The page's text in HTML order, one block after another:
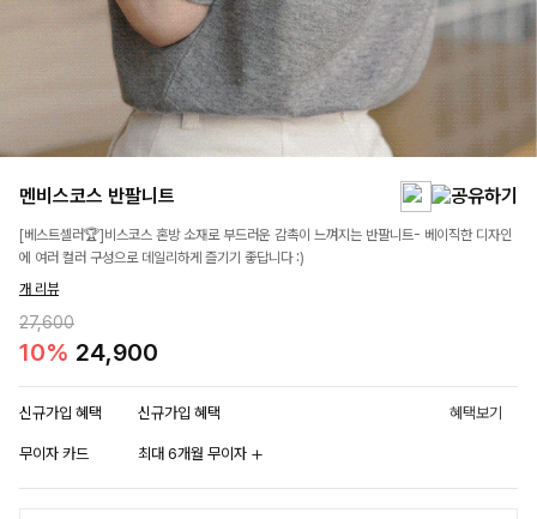
멘비스코스 반팔니트
[베스트셀러🏆]비스코스 혼방 소재로 부드러운 감촉이 느껴지는 반팔니트- 베이직한 디자인
에 여러 컬러 구성으로 데일리하게 즐기기 좋답니다 :)
개 리뷰
27,600
10% 24,900
신규가입 혜택 신규가입 혜택 혜택보기
무이자 카드 최대 6개월 무이자